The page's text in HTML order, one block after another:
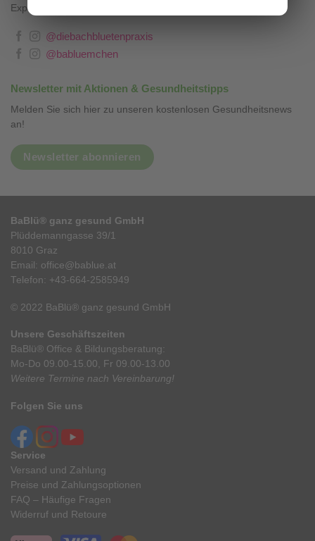
Expertenwissen, Blog & Liebevolles
@diebachbluetenpraxis
@babluemchen
Newsletter mit Aktionen & Gesundheitstipps
Melden Sie sich hier zu unseren kostenlosen Gesundheitsnews
an!
Newsletter abonnieren
BaBlü® ganz gesund GmbH
Plüddemanngasse 39/1
8010 Graz
Email: office@bablue.at
Telefon: +43-664-2585949
© 2022 BaBlü® ganz gesund GmbH
Unsere Geschäftszeiten
BaBlü® Office & Bildungsberatung:
Mo-Do 09.00-15.00, Fr 09.00-13.00
Weitere Termine nach Vereinbarung!
Folgen Sie uns
Service
Versand und Zahlung
Preise und Zahlungsoptionen
FAQ – Häufige Fragen
Widerruf und Retoure